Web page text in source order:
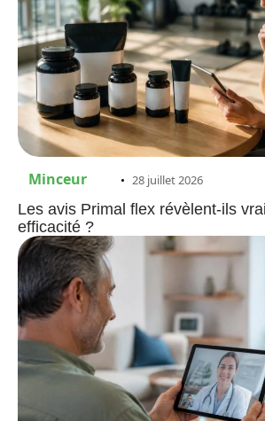
Minceur 28 juillet 2026
Les avis Primal flex révèlent-ils
efficacité ?